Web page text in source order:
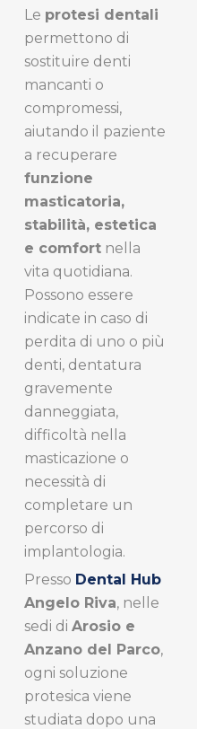
Le protesi dentali
permettono di
sostituire denti
mancanti o
compromessi,
aiutando il paziente
a recuperare
funzione
masticatoria,
stabilità, estetica
e comfortnella
vita quotidiana.
Possono essere
indicate in caso di
perdita di uno o più
denti, dentatura
gravemente
danneggiata,
difficoltà nella
masticazione o
necessità di
completare un
percorso di
implantologia.
Presso Dental Hub
Angelo Riva, nelle
sedi di Arosio e
Anzano del Parco,
ogni soluzione
protesica viene
studiata dopo una